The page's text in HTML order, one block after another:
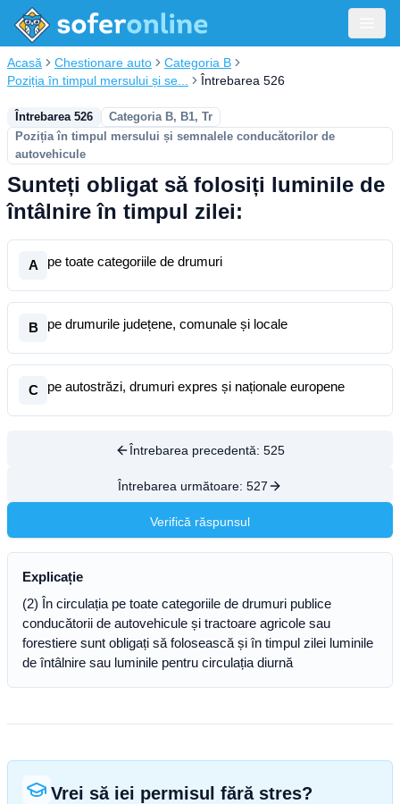
Acasă Chestionare auto
Categoria B
Poziția în timpul mersului și se...
Întrebarea 526
Întrebarea 526
Categoria B, B1, Tr
Poziția în timpul mersului și semnalele conducătorilor de
autovehicule
Sunteți obligat să folosiți luminile de
întâlnire în timpul zilei:
A pe toate categoriile de drumuri
B pe drumurile județene, comunale și locale
C pe autostrăzi, drumuri expres și naționale europene
Întrebarea precedentă: 525
Întrebarea următoare: 527
Verifică răspunsul
Explicație
(2) În circulația pe toate categoriile de drumuri publice
conducătorii de autovehicule și tractoare agricole sau
forestiere sunt obligați să folosească și în timpul zilei luminile
de întâlnire sau luminile pentru circulația diurnă
Vrei să iei permisul fără stres?